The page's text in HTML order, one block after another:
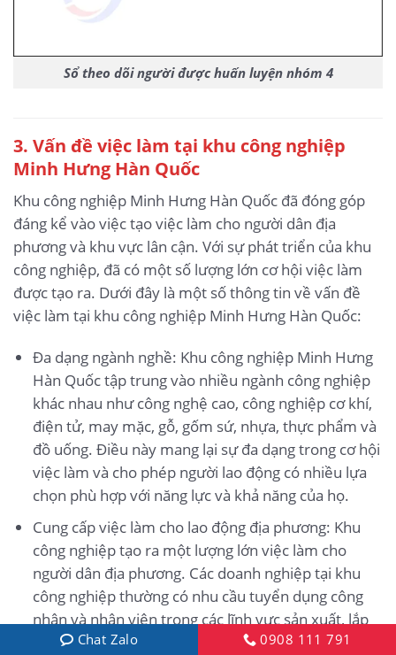
Sổ theo dõi người được huấn luyện nhóm 4
3. Vấn đề việc làm tại khu công nghiệp
Minh Hưng Hàn Quốc
Khu công nghiệp Minh Hưng Hàn Quốc đã đóng góp
đáng kể vào việc tạo việc làm cho người dân địa
phương và khu vực lân cận. Với sự phát triển của khu
công nghiệp, đã có một số lượng lớn cơ hội việc làm
được tạo ra. Dưới đây là một số thông tin về vấn đề
việc làm tại khu công nghiệp Minh Hưng Hàn Quốc:
Đa dạng ngành nghề: Khu công nghiệp Minh Hưng
Hàn Quốc tập trung vào nhiều ngành công nghiệp
khác nhau như công nghệ cao, công nghiệp cơ khí,
điện tử, may mặc, gỗ, gốm sứ, nhựa, thực phẩm và
đồ uống. Điều này mang lại sự đa dạng trong cơ hội
việc làm và cho phép người lao động có nhiều lựa
chọn phù hợp với năng lực và khả năng của họ.
Cung cấp việc làm cho lao động địa phương: Khu
công nghiệp tạo ra một lượng lớn việc làm cho
người dân địa phương. Các doanh nghiệp tại khu
công nghiệp thường có nhu cầu tuyển dụng công
nhân và nhân viên trong các lĩnh vực sản xuất, lắp
ráp, kiểm tra chất lượng, quản lý và hỗ trợ sản xuất.
Chat Zalo 0908 111 791